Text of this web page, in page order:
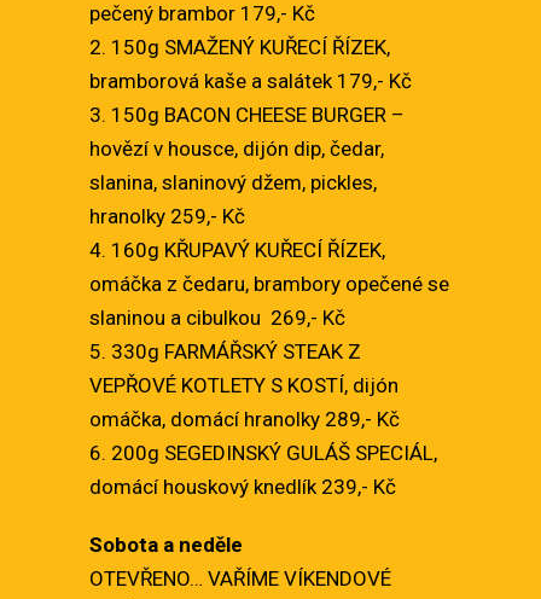
pečený brambor 179,- Kč
2. 150g SMAŽENÝ KUŘECÍ ŘÍZEK,
bramborová kaše a salátek 179,- Kč
3. 150g BACON CHEESE BURGER –
hovězí v housce, dijón dip, čedar,
slanina, slaninový džem, pickles,
hranolky 259,- Kč
4. 160g KŘUPAVÝ KUŘECÍ ŘÍZEK,
omáčka z čedaru, brambory opečené se
slaninou a cibulkou 269,- Kč
5. 330g FARMÁŘSKÝ STEAK Z
VEPŘOVÉ KOTLETY S KOSTÍ, dijón
omáčka, domácí hranolky 289,- Kč
6. 200g SEGEDINSKÝ GULÁŠ SPECIÁL,
domácí houskový knedlík 239,- Kč
Sobota a neděle
OTEVŘENO… VAŘÍME VÍKENDOVÉ